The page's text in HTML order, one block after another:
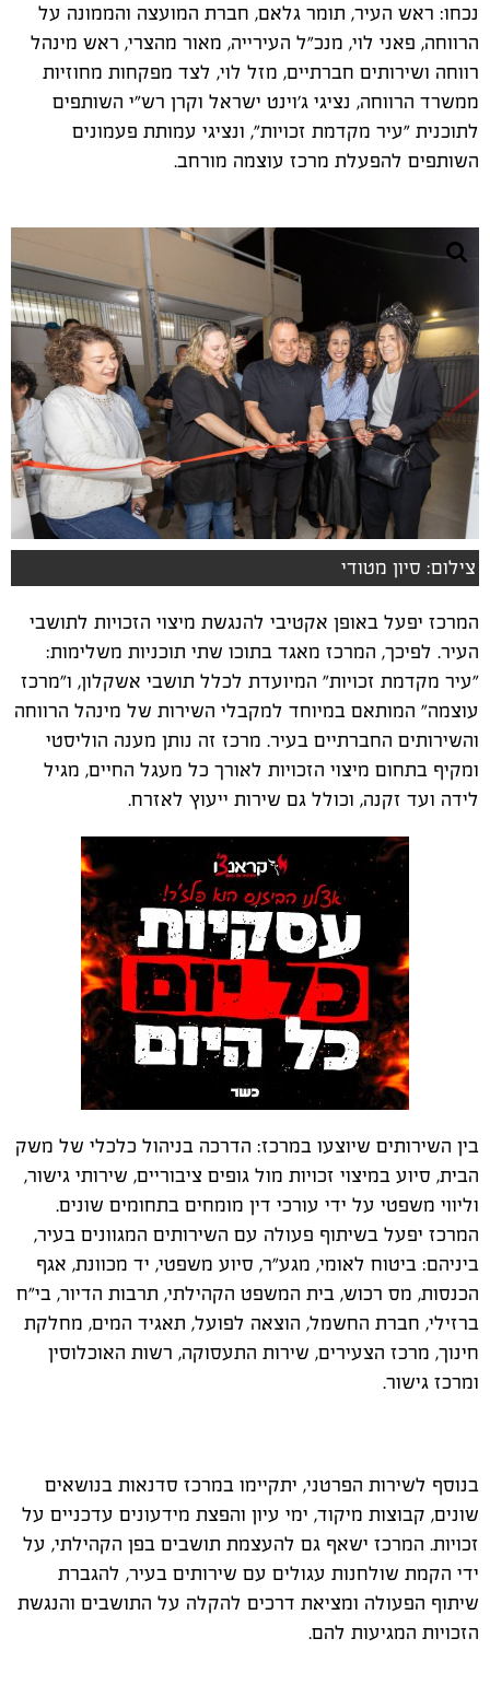
נכחו: ראש העיר, תומר גלאם, חברת המועצה והממונה על
הרווחה, פאני לוי, מנכ"ל העירייה, מאור מהצרי, ראש מינהל
רווחה ושירותים חברתיים, מזל לוי, לצד מפקחות מחוזיות
ממשרד הרווחה, נציגי ג'וינט ישראל וקרן רש"י השותפים
לתוכנית "עיר מקדמת זכויות", ונציגי עמותת פעמונים
השותפים להפעלת מרכז עוצמה מורחב.
צילום: סיון מטודי
המרכז יפעל באופן אקטיבי להנגשת מיצוי הזכויות לתושבי
העיר. לפיכך, המרכז מאגד בתוכו שתי תוכניות משלימות:
"עיר מקדמת זכויות" המיועדת לכלל תושבי אשקלון, ו"מרכז
עוצמה" המותאם במיוחד למקבלי השירות של מינהל הרווחה
והשירותים החברתיים בעיר. מרכז זה נותן מענה הוליסטי
ומקיף בתחום מיצוי הזכויות לאורך כל מעגל החיים, מגיל
לידה ועד זקנה, וכולל גם שירות ייעוץ לאזרח.
בין השירותים שיוצעו במרכז: הדרכה בניהול כלכלי של משק
הבית, סיוע במיצוי זכויות מול גופים ציבוריים, שירותי גישור,
וליווי משפטי על ידי עורכי דין מומחים בתחומים שונים.
המרכז יפעל בשיתוף פעולה עם השירותים המגוונים בעיר,
ביניהם: ביטוח לאומי, מגע"ר, סיוע משפטי, יד מכוונת, אגף
הכנסות, מס רכוש, בית המשפט הקהילתי, תרבות הדיור, בי"ח
ברזילי, חברת החשמל, הוצאה לפועל, תאגיד המים, מחלקת
חינוך, מרכז הצעירים, שירות התעסוקה, רשות האוכלוסין
ומרכז גישור.
בנוסף לשירות הפרטני, יתקיימו במרכז סדנאות בנושאים
שונים, קבוצות מיקוד, ימי עיון והפצת מידעונים עדכניים על
זכויות. המרכז ישאף גם להעצמת תושבים בפן הקהילתי, על
ידי הקמת שולחנות עגולים עם שירותים בעיר, להגברת
שיתוף הפעולה ומציאת דרכים להקלה על התושבים והנגשת
הזכויות המגיעות להם.